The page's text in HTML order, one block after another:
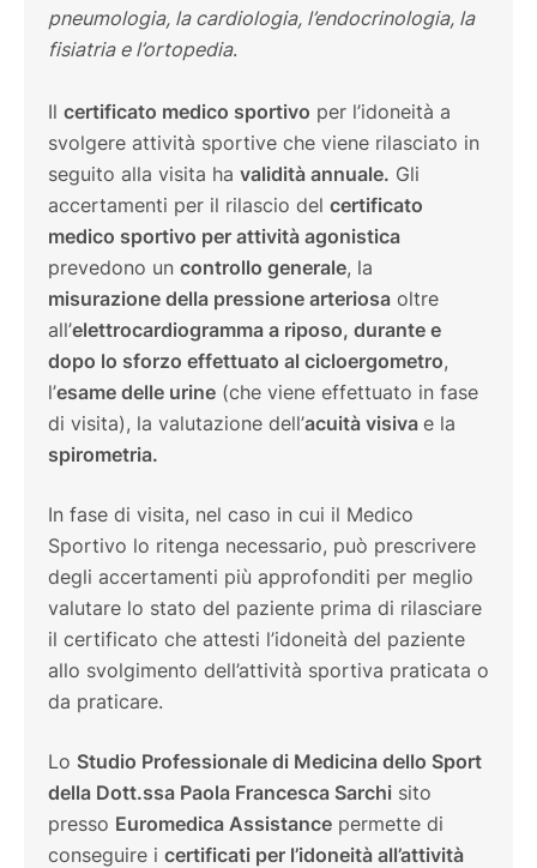
pneumologia, la cardiologia, l’endocrinologia, la
fisiatria e l’ortopedia.
Il certificato medico sportivo per l’idoneità a
svolgere attività sportive che viene rilasciato in
seguito alla visita ha validità annuale. Gli
accertamenti per il rilascio del certificato
medico sportivo per attività agonistica
prevedono un controllo generale, la
misurazione della pressione arteriosa oltre
all’elettrocardiogramma a riposo, durante e
dopo lo sforzo effettuato al cicloergometro,
l’esame delle urine (che viene effettuato in fase
di visita), la valutazione dell’acuità visiva e la
spirometria.
In fase di visita, nel caso in cui il Medico
Sportivo lo ritenga necessario, può prescrivere
degli accertamenti più approfonditi per meglio
valutare lo stato del paziente prima di rilasciare
il certificato che attesti l’idoneità del paziente
allo svolgimento dell’attività sportiva praticata o
da praticare.
Lo Studio Professionale di Medicina dello Sport
della Dott.ssa Paola Francesca Sarchi sito
presso Euromedica Assistance permette di
conseguire i certificati per l’idoneità all’attività